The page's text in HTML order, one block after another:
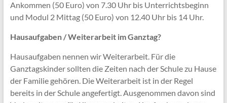
Ankommen (50 Euro) von 7.30 Uhr bis Unterrichtsbeginn
und Modul 2 Mittag (50 Euro) von 12.40 Uhr bis 14 Uhr.
Hausaufgaben / Weiterarbeit im Ganztag?
Hausaufgaben nennen wir Weiterarbeit. Für die
Ganztagskinder sollten die Zeiten nach der Schule zu Hause
der Familie gehören. Die Weiterarbeit ist in der Regel
bereits in der Schule angefertigt. Ausgenommen davon sind